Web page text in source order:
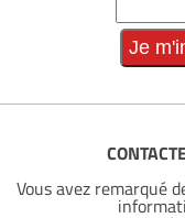
Vous avez remarqué